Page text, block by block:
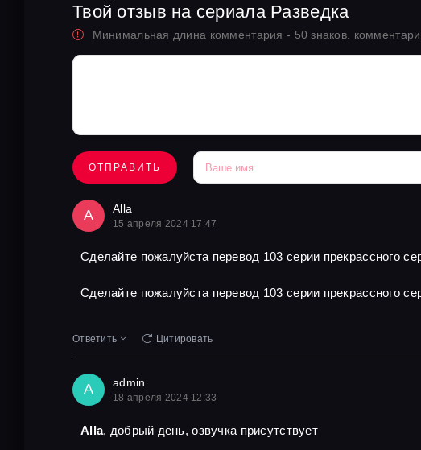
Твой отзыв на сериала Разведка
Минимальная длина комментария - 50 знаков.
ОТПРАВИТЬ
A Alla
15 апреля 2024 17:47
Сделайте пожалуйста перевод 103 серии прекрассного
Сделайте пожалуйста перевод 103 серии прекрассного
Ответить Цитировать
A admin
18 апреля 2024 12:33
Alla, добрый день, озвучка присутствует